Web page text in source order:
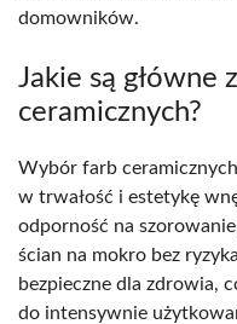
domowników.
Jakie są główne
ceramicznych?
Wybór farb
w trwałość i estetykę
odporność na
ścian na mokro bez
bezpieczne dla zdrowia,
do intensywnie